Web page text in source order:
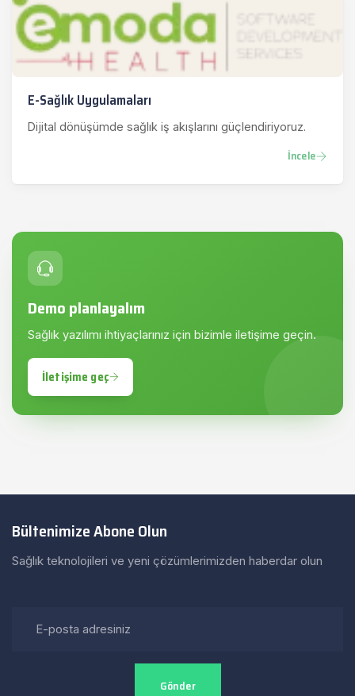
E-Sağlık Uygulamaları
Dijital dönüşümde sağlık iş akışlarını güçlendiriyoruz.
İncele
Demo planlayalım
Sağlık yazılımı ihtiyaçlarınız için bizimle iletişime geçin.
İletişime geç
Bültenimize Abone Olun
Sağlık teknolojileri ve yeni çözümlerimizden haberdar olun
Gönder